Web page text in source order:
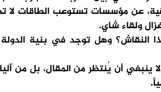
عن مؤسسات تستوعب الطاقات لا
ولقاء شاي.
النقاش؟ وهل توجد في بنية
ينبغي أن يُنتظر من المقال، بل من